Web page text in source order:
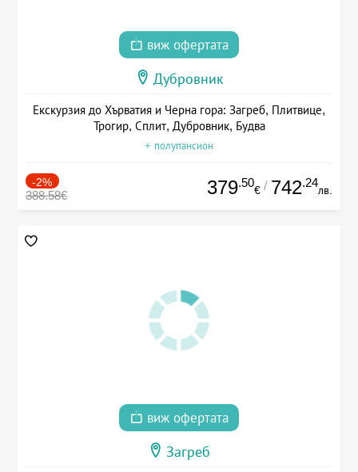
виж офертата
Дубровник
Екскурзия до Хърватия и Черна гора: Загреб, Плитвице,
Трогир, Сплит, Дубровник, Будва
+ полупансион
-2%
388.58€ 379.50
€ / 742.24
лв.
виж офертата
Загреб